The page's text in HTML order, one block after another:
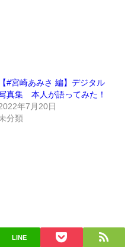
【#宮崎あみさ 編】デジタル
真集 本人が語ってみた！
年7月20日
分類
LINE